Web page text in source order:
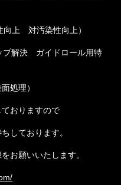
上 対汚染性向上）
プ解決 ガイドロール用特
処理）
おりますので
しております。
お願いいたします。